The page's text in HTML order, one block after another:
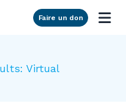
Faire un don
Virtual